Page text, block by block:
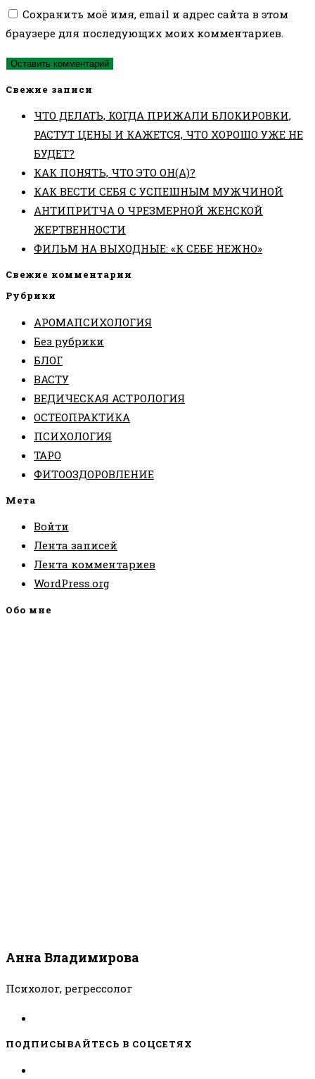
Сохранить моё имя, email и адрес сайта в этом
браузере для последующих моих комментариев.
Свежие записи
ЧТО ДЕЛАТЬ, КОГДА ПРИЖАЛИ БЛОКИРОВКИ,
РАСТУТ ЦЕНЫ И КАЖЕТСЯ, ЧТО ХОРОШО УЖЕ НЕ
БУДЕТ?
КАК ПОНЯТЬ, ЧТО ЭТО ОН(А)?
КАК ВЕСТИ СЕБЯ С УСПЕШНЫМ МУЖЧИНОЙ
АНТИПРИТЧА О ЧРЕЗМЕРНОЙ ЖЕНСКОЙ
ЖЕРТВЕННОСТИ
ФИЛЬМ НА ВЫХОДНЫЕ: «К СЕБЕ НЕЖНО»
Свежие комментарии
Рубрики
АРОМАПСИХОЛОГИЯ
Без рубрики
БЛОГ
ВАСТУ
ВЕДИЧЕСКАЯ АСТРОЛОГИЯ
ОСТЕОПРАКТИКА
ПСИХОЛОГИЯ
ТАРО
ФИТООЗДОРОВЛЕНИЕ
Мета
Войти
Лента записей
Лента комментариев
WordPress.org
Обо мне
Анна Владимирова
Психолог, регрессолог
ПОДПИСЫВАЙТЕСЬ В СОЦСЕТЯХ